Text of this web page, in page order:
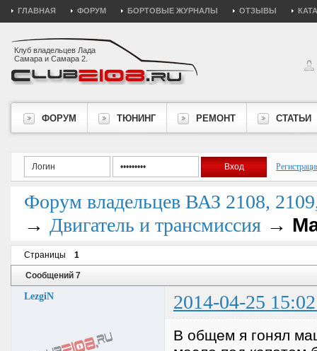
ГЛАВНАЯ ФОРУМ БОРТОВЫЕ ЖУРНАЛЫ ОТЗЫВЫ
Клуб владельцев Лада
Самара и Самара 2.
ФОРУМ ТЮНИНГ РЕМОНТ СТАТЬИ
Форум владельцев ВАЗ 2108,
→ Двигатель и трансмиссия →
Страницы 1
Сообщений 7
LezgiN 2014-04-25
В общем я гонял